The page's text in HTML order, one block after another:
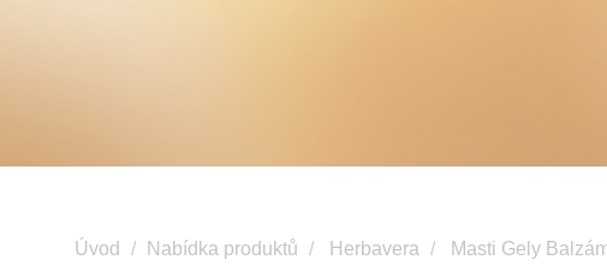
Úvod Nabídka produktů Herbavera Masti Gely